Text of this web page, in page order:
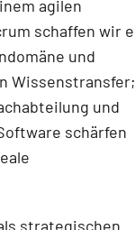
agilen
schaffen wir
und
Wissenstransfer;
und
schärfen
strategischen